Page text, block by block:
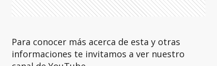
Para conocer más acerca de esta y otras
informaciones te invitamos a ver nuestro